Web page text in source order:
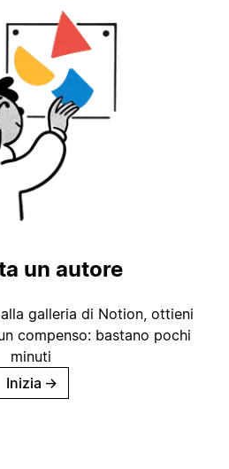
un autore
galleria di Notion, ottieni
compenso: bastano pochi
minuti
Inizia →